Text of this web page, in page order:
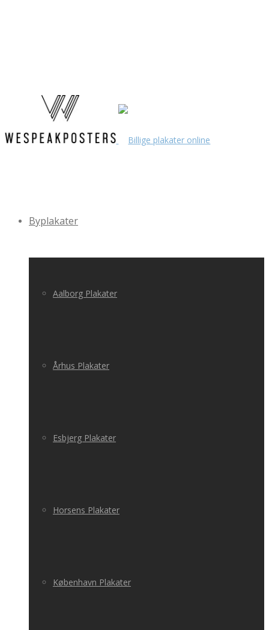
Byplakater
Aalborg Plakater
Århus Plakater
Esbjerg Plakater
Horsens Plakater
København Plakater